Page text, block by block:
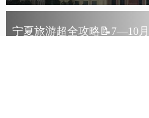
宁夏旅游超全攻略📝7—10